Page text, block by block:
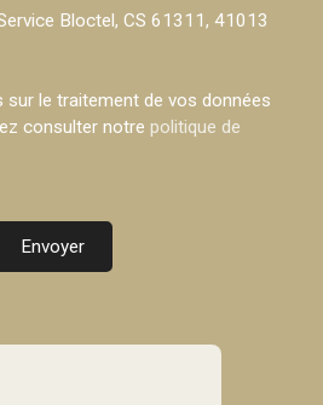
Bloctel, CS 61311, 41013
sur le traitement de vos données
consulter notre politique de
Envoyer